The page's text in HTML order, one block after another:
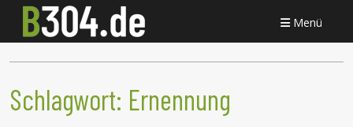
Menü
Schlagwort: Ernennung